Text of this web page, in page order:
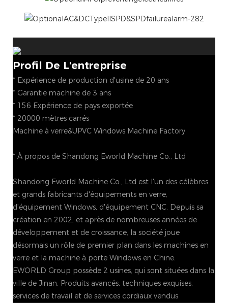
Profil De L'entreprise
* Expérience de production d'usine de 20 ans
* Garantie machine de 3 ans
* 156 Expérience de pays exportée
* 20000 mètres carrés
Machine à verre&UPVC Windows Machine Factory
* À propos de Shandong Eworld Machine Co., Ltd
Shandong Eworld Machine Co., Ltd est l'un des célèbres
et grands fabricants d'équipements en verre,
d'équipement Windows, d'équipement CNC. Depuis sa
création en 2002, et après de nombreuses années de
développement et de croissance, la société joue
désormais un rôle de premier plan dans les machines en
verre et la machine à porte Windows en Chine.
EWORLD Group possède 2 usines, qui sont situées dans la
ville de Jinan. Produits avancés, techniques exquises,
services de travail et de services cordiaux vendus